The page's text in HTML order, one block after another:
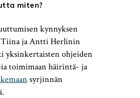
miten?
kynnyksen
Tiina ja Antti Herlinin
yksinkertaisten ohjeiden
toimimaan häirintä- ja
syrjinnän